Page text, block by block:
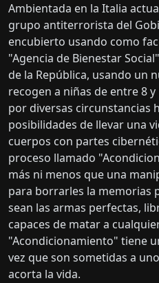
Ambientada en la Italia
grupo antiterrorista del
encubierto usando como
"Agencia de Bienestar
de la República, usando un
recogen a niñas de entre 8
por diversas circunstancias
posibilidades de llevar una
cuerpos con partes
proceso llamado
más ni menos que una
para borrarles la memorias
sean las armas perfectas,
capaces de matar a
"Acondicionamiento" tiene
vez que son sometidas a
acorta la vida.